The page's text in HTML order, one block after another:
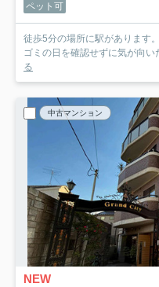
ペット可
徒歩5分の場所に駅があります
ゴミの日を確認せずに気が向
る
中古マンション
NEW